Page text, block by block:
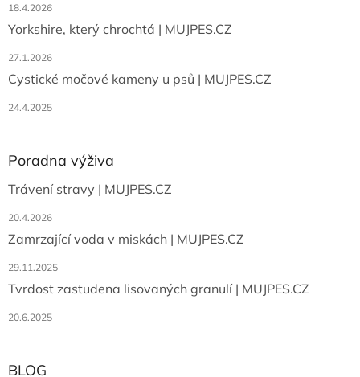
18.4.2026
Yorkshire, který chrochtá | MUJPES.CZ
27.1.2026
Cystické močové kameny u psů | MUJPES.CZ
24.4.2025
Poradna výživa
Trávení stravy | MUJPES.CZ
20.4.2026
Zamrzající voda v miskách | MUJPES.CZ
29.11.2025
Tvrdost zastudena lisovaných granulí | MUJPES.CZ
20.6.2025
BLOG